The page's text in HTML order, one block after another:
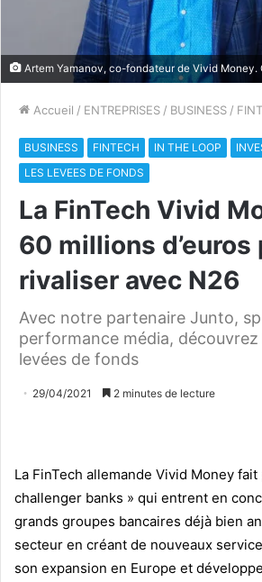
Artem Yamanov, co-fondateur de Vivid Money.
Accueil / ENTREPRISES / BUSINESS /
BUSINESS FINTECH IN THE LOOP
LES LEVEES DE FONDS
La FinTech Vivid
60 millions d’euros
rivaliser avec N26
Avec notre partenaire Junto,
performance média,
levées de fonds
29/04/2021 2 minutes de lecture
La FinTech allemande Vivid Money
challenger banks » qui entrent en
grands groupes bancaires déjà bien
secteur en créant de nouveaux
son expansion en Europe et